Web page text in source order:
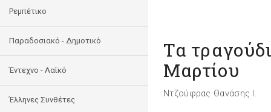
Ρεμπέτικο
Παραδοσιακό - Δημοτικό
Έντεχνο - Λαϊκό
Έλληνες Συνθέτες
Τα
Μαρτίου
Ντζούφρας Θανάσης Ι.